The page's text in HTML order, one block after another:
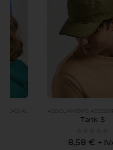
out of 5
+ IVA